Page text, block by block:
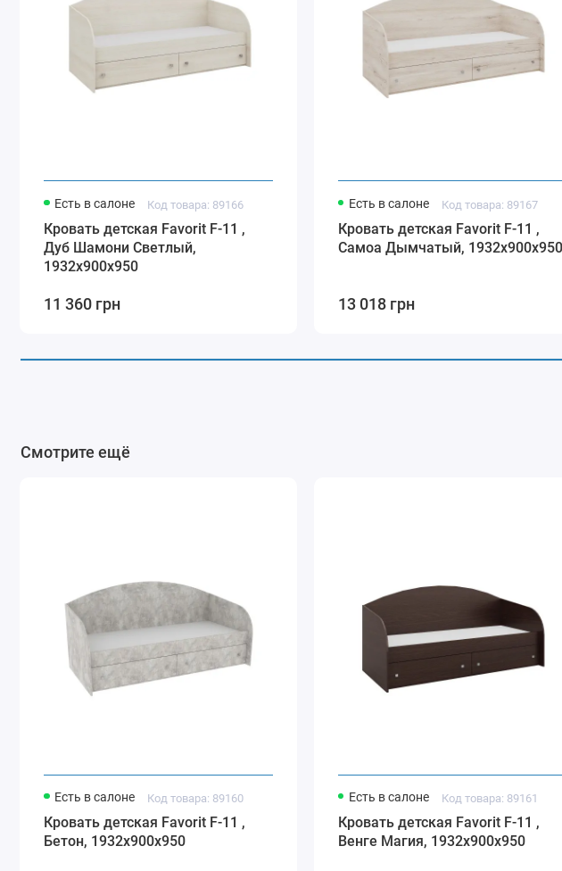
Есть в салоне Код товара: 89166
Кровать детская Favorit F-11 ,
Дуб Шамони Светлый,
1932х900х950
11 360 грн
Есть в салоне Код товара: 89167
Кровать детская Favorit F-11 ,
Самоа Дымчатый, 1932х900х950
13 018 грн
Смотрите ещё
Есть в салоне Код товара: 89160
Кровать детская Favorit F-11 ,
Бетон, 1932х900х950
Есть в салоне Код товара: 89161
Кровать детская Favorit F-11 ,
Венге Магия, 1932х900х950